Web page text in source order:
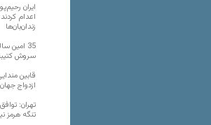
ایران
اعدام
زندان‌بان‌ها
35 امین
سروش
قابین
ازدواج
تهران:
تنگه هرمز